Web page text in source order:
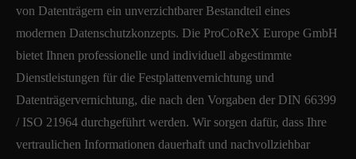
von Datenträgern ein unverzichtbarer Bestandteil eines
modernen Datenschutzkonzepts. Die ProCoReX Europe GmbH
bietet Ihnen professionelle und individuell abgestimmte
Dienstleistungen für die Festplattenvernichtung und
Datenträgervernichtung, die nach den Vorgaben der DIN 66399
/ ISO 21964 durchgeführt werden. Wir sorgen dafür, dass Ihre
vertraulichen Informationen dauerhaft und nachvollziehbar